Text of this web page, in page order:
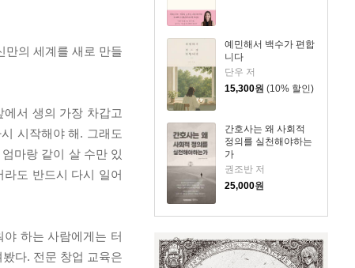
예민해서 백수가 편합
니다
단우 저
15,300원 (10% 할인)
간호사는 왜 사회적
정의를 실천해야하는
가
권조반 저
25,000원
만의 세계를 새로 만들
서 생의 가장 차갑고
시작해야 해. 그래도
마랑 같이 살 수만 있
도 반드시 다시 일어
하는 사람에게는 터
다. 전문 창업 교육은